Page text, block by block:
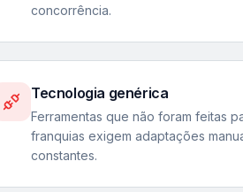
concorrência.
Tecnologia genérica
Ferramentas que não foram feitas
franquias exigem adaptações
constantes.